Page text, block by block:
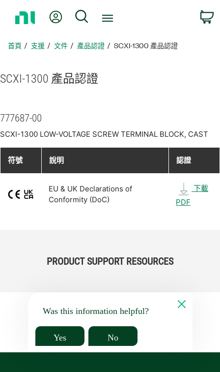
頁
我的帳號 搜尋
首頁 支援 文件 產品認證 SCXI-1300 產品認證
SCXI-1300 產品認證
777687-00
SCXI-1300 LOW-VOLTAGE SCREW TERMINAL BLOCK, CAST
符號 說明 認證
EU & UK Declarations of
Conformity (DoC)
下載
PDF
PRODUCT SUPPORT RESOURCES
Was this information helpful?
Yes No